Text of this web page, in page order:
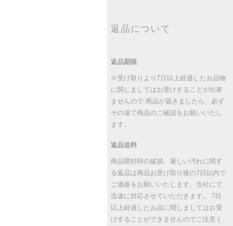
返品について
返品期限
※受け取りより7日以上経過したお品物
に関しましてはお受けすることが出来
ませんので 商品が届きましたら、必ず
その場で商品のご確認をお願いいたし
ます。
返品送料
商品開封時の破損、著しい汚れに関す
る返品は商品お受け取り後の7日以内で
ご連絡をお願いいたします。当社にて
迅速に対応させていただきます。 7日
以上経過したお品に関しましてはお受
けすることができませんのでご注意く